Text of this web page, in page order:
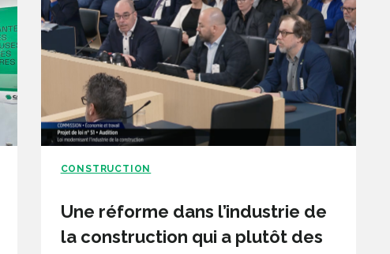
CONSTRUCTION
Une réforme dans l’industrie de
la construction qui a plutôt des